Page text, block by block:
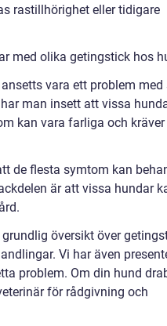
rastillhörighet eller tidigare
med olika getingstick hos
vara ett problem med
man insett att vissa
kan vara farliga och
de flesta symtom kan
är att vissa hundar
översikt över
Vi har även
problem. Om din hund
för rådgivning och